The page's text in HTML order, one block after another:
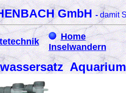
GmbH-damit
Home
Inselwandern